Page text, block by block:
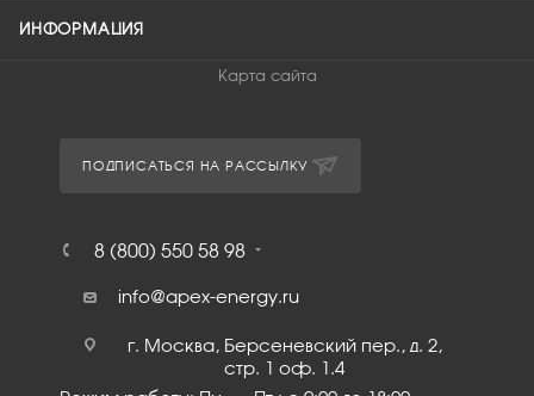
ИНФОРМАЦИЯ
Карта сайта
ПОДПИСАТЬСЯ НА РАССЫЛКУ
8 (800) 550 58 98
info@apex-energy.ru
г. Москва, Берсеневский пер., д. 2,
стр. 1 оф. 1.4